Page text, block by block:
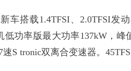
搭载1.4TFSI、2.0TFSI发动
低功率版最大功率137kW，
速S tronic双离合变速器。